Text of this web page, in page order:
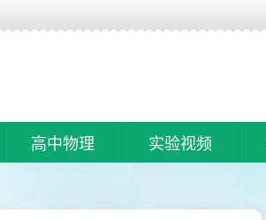
高中物理 实验视频